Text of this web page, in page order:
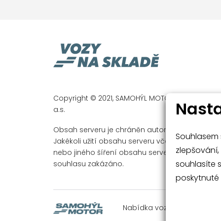
ASR - protiprokluzový
parkovací senzory
nastavitelný volant
střešní nosič
dešťový senzor
multifunkční volant
zadní stěrač s
metalický lak
natáčecí světlomety
Copyright © 2021, SAMOHÝL MOTOR a.s. a
a.s.
Obsah serveru je chráněn autorským právem.
Jakékoli užití obsahu serveru včetně
nebo jiného šíření obsahu serveru je bez
souhlasu zakázáno.
Nabídka vozů
zlepšování,
souhlasíte
poskytnuté